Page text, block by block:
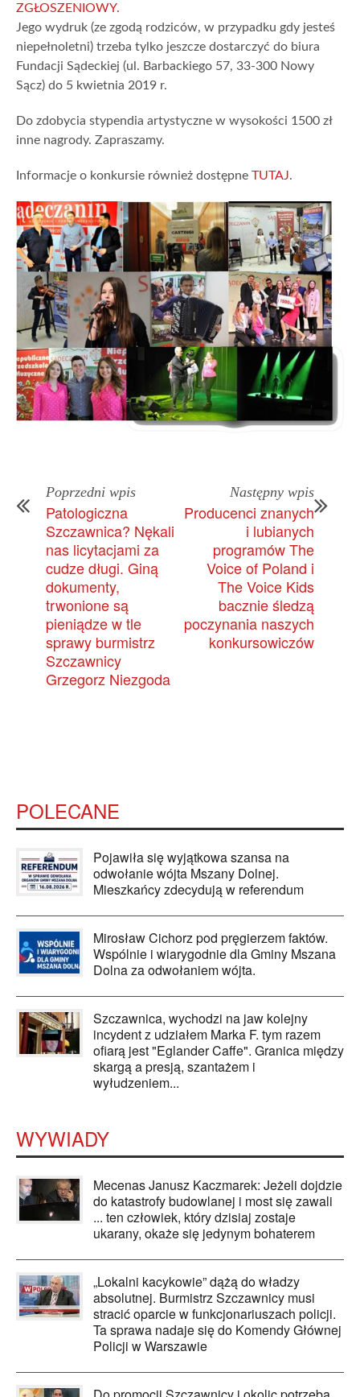
ZGŁOSZENIOWY.
Jego wydruk (ze zgodą rodziców, w przypadku gdy jesteś
niepełnoletni) trzeba tylko jeszcze dostarczyć do biura
Fundacji Sądeckiej (ul. Barbackiego 57, 33-300 Nowy
Sącz) do 5 kwietnia 2019 r.
Do zdobycia stypendia artystyczne w wysokości 1500 zł
inne nagrody. Zapraszamy.
Informacje o konkursie również dostępne TUTAJ.
Poprzedni wpis
Patologiczna
Szczawnica? Nękali
nas licytacjami za
cudze długi. Giną
dokumenty,
trwonione są
pieniądze w tle
sprawy burmistrz
Szczawnicy
Grzegorz Niezgoda
Następny wpis
Producenci znanych
i lubianych
programów The
Voice of Poland i
The Voice Kids
bacznie śledzą
poczynania naszych
konkursowiczów
POLECANE
Pojawiła się wyjątkowa szansa na
odwołanie wójta Mszany Dolnej.
Mieszkańcy zdecydują w referendum
Mirosław Cichorz pod pręgierzem faktów.
Wspólnie i wiarygodnie dla Gminy Mszana
Dolna za odwołaniem wójta.
Szczawnica, wychodzi na jaw kolejny
incydent z udziałem Marka F. tym razem
ofiarą jest "Eglander Caffe". Granica między
skargą a presją, szantażem i
wyłudzeniem...
WYWIADY
Mecenas Janusz Kaczmarek: Jeżeli dojdzie
do katastrofy budowlanej i most się zawali
... ten człowiek, który dzisiaj zostaje
ukarany, okaże się jedynym bohaterem
„Lokalni kacykowie” dążą do władzy
absolutnej. Burmistrz Szczawnicy musi
stracić oparcie w funkcjonariuszach policji.
Ta sprawa nadaje się do Komendy Głównej
Policji w Warszawie